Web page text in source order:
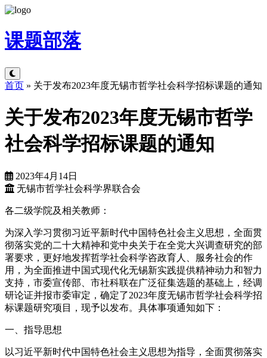
课题部落
首页 » 关于发布2023年度无锡市哲学社会科学招标课题的通知
关于发布2023年度无锡市哲学
社会科学招标课题的通知
2023年4月14日
无锡市哲学社会科学界联合会
各二级学院及相关教师：
为深入学习贯彻习近平新时代中国特色社会主义思想，全面贯
彻落实党的二十大精神和党中央关于在全党大兴调查研究的部
署要求，更好地发挥哲学社会科学咨政育人、服务社会的作
用，为全面推进中国式现代化无锡新实践提供精神动力和智力
支持，市委宣传部、市社科联在广泛征集选题的基础上，经调
研论证并报市委审定，确定了2023年度无锡市哲学社会科学招
标课题研究项目，现予以发布。具体事项通知如下：
一、指导思想
以习近平新时代中国特色社会主义思想为指导，全面贯彻落实